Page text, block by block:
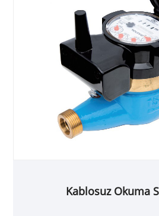
Kablosuz Okuma